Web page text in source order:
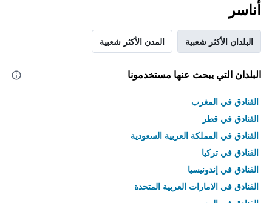
أناسر
البلدان الأكثر شعبية المدن الأكثر شعبية
البلدان التي يبحث عنها مستخدمونا
الفنادق في المغرب
الفنادق في قطر
الفنادق في المملكة العربية السعودية
الفنادق في تركيا
الفنادق في إندونيسيا
الفنادق في الامارات العربية المتحدة